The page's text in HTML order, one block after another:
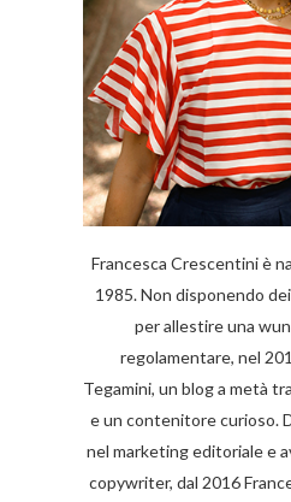
Francesca Crescentini è
1985. Non disponendo
per allestire una
regolamentare, nel
Tegamini, un blog a metà
e un contenitore curioso.
nel marketing editoriale e
copywriter, dal 2016